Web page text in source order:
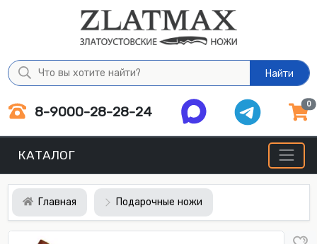
Найти
8-9000-28-28-24 0
КАТАЛОГ
Главная Подарочные ножи